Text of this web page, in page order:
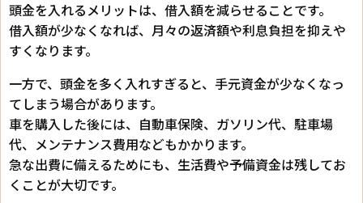
頭金を入れるメリットは、借入額を減らせることです。
借入額が少なくなれば、月々の返済額や利息負担を抑えや
すくなります。
一方で、頭金を多く入れすぎると、手元資金が少なくなっ
てしまう場合があります。
車を購入した後には、自動車保険、ガソリン代、駐車場
代、メンテナンス費用などもかかります。
急な出費に備えるためにも、生活費や予備資金は残してお
くことが大切です。